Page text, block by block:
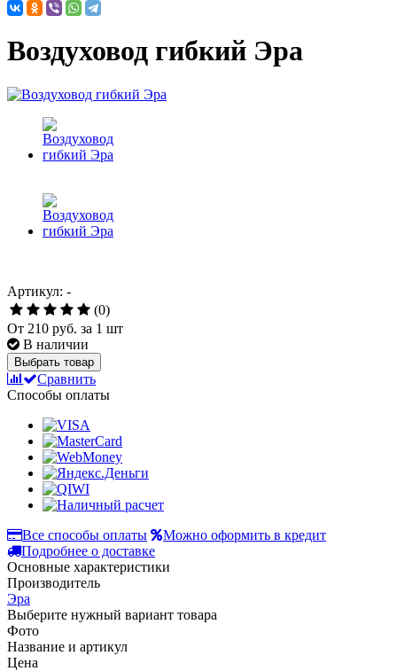
Воздуховод гибкий Эра
Артикул: -
(0)
От 210 руб. за 1 шт
В наличии
Выбрать товар
Сравнить
Способы оплаты
Все способы оплаты
Можно оформить в кредит
Подробнее о доставке
Основные характеристики
Производитель
Эра
Выберите нужный вариант товара
Фото
Название и артикул
Цена